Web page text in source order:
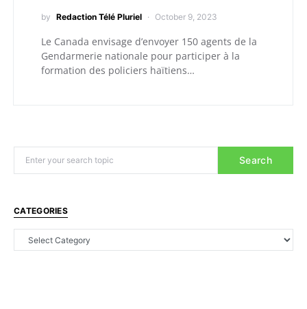
by Redaction Télé Pluriel October 9, 2023
Le Canada envisage d’envoyer 150 agents de la
Gendarmerie nationale pour participer à la
formation des policiers haïtiens…
Search
CATEGORIES